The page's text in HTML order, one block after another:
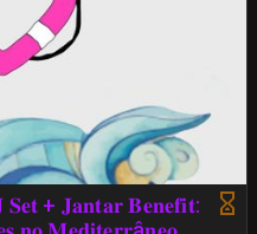
+ 𝐉𝐚𝐧𝐭𝐚𝐫 𝐁𝐞𝐧𝐞𝐟𝐢𝐭: